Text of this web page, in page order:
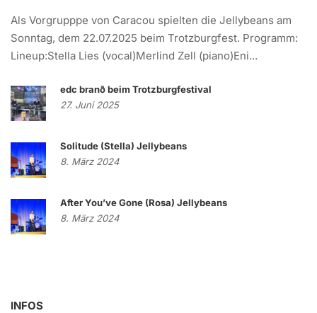
Als Vorgrupppe von Caracou spielten die Jellybeans am
Sonntag, dem 22.07.2025 beim Trotzburgfest. Programm:
Lineup:Stella Lies (vocal)Merlind Zell (piano)Eni...
edc branð beim Trotzburgfestival
27. Juni 2025
Solitude (Stella) Jellybeans
8. März 2024
After You’ve Gone (Rosa) Jellybeans
8. März 2024
INFOS